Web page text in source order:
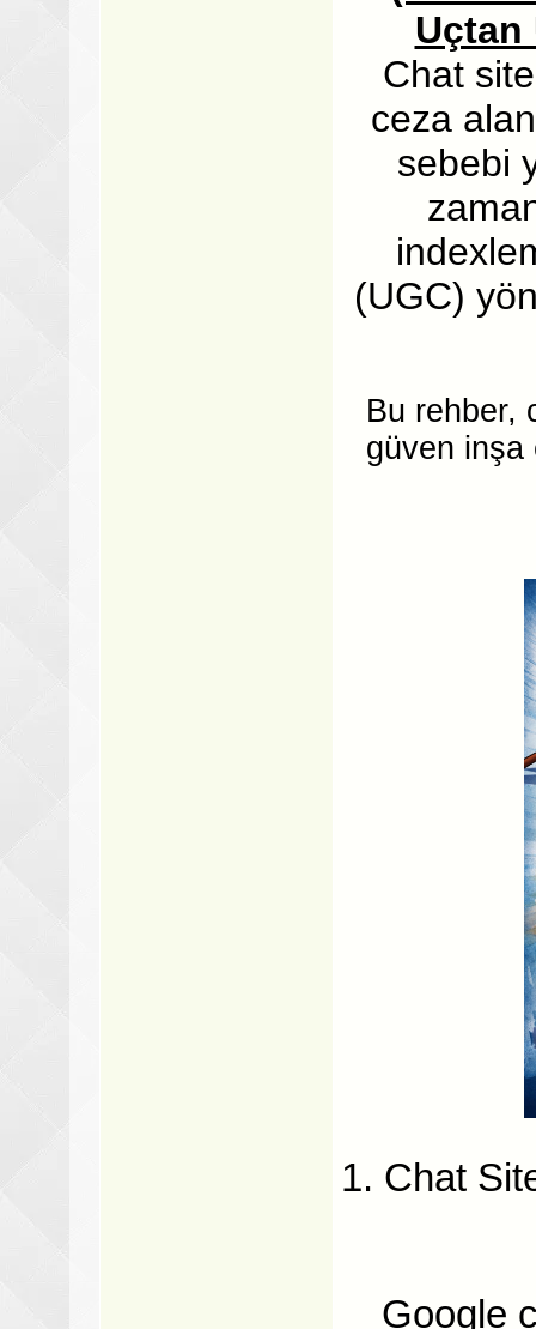
Uçtan
Chat
ceza
sebebi
(UGC)
Bu rehber,
güven inşa
1. Chat
Google